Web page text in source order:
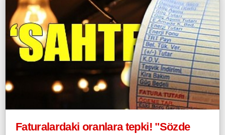
Faturalardaki oranlara tepki! "Sözde